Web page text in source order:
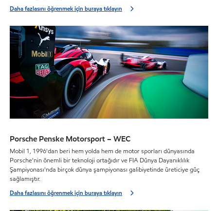
Daha fazlasını öğrenmek için buraya tıklayın
Porsche Penske Motorsport – WEC
Mobil 1, 1996'dan beri hem yolda hem de motor sporları dünyasında
Porsche'nin önemli bir teknoloji ortağıdır ve FIA Dünya Dayanıklılık
Şampiyonası'nda birçok dünya şampiyonası galibiyetinde üreticiye güç
sağlamıştır.
Daha fazlasını öğrenmek için buraya tıklayın